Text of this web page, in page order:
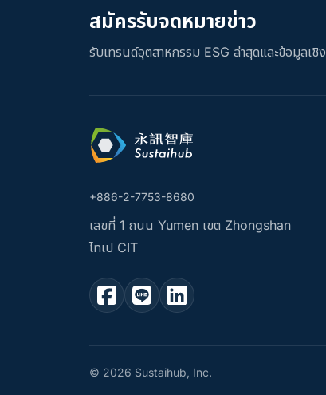
สมัครรับจดหมายข่าว
รับเทรนด์อุตสาหกรรม ESG ล่าสุดและข้อมูลเชิ
+886-2-7753-8680
เลขที่ 1 ถนน Yumen เขต Zhongshan
ไทเป CIT
© 2026 Sustaihub, Inc.